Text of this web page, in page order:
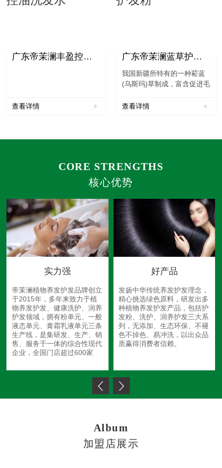
广东帝茉澜丰盈控油洗发水
查看详情
广东帝茉澜蓝草护发粉
我国新疆所特有的一种菘蓝
(乌斯玛)草制成，富含促进毛
炎、抗病毒、凉血等功效。
查看详情
CORE STRENGTHS
核心优势
实力强
帝茉澜植物养发护发品牌创立
于2015年，多年来致力于植
物养发护发、健康洗护、润养
护发领域，拥有粉单元、一般
液态单元、膏霜乳液单元三条
生产线，是集研发、生产、销
售、服务于一体的综合性现代
企业，全国门店超过600家
好产品
发扬中华传统养发护发理念，
精心挑选绿色原料，研发出多
种植物养发护发产品，包括护
发粉、洗护、润养护发三大系
列，无添加、生态环保、不褪
色不掉色、易冲洗，以出众品
质赢得消费者信赖。
Album
加盟店展示